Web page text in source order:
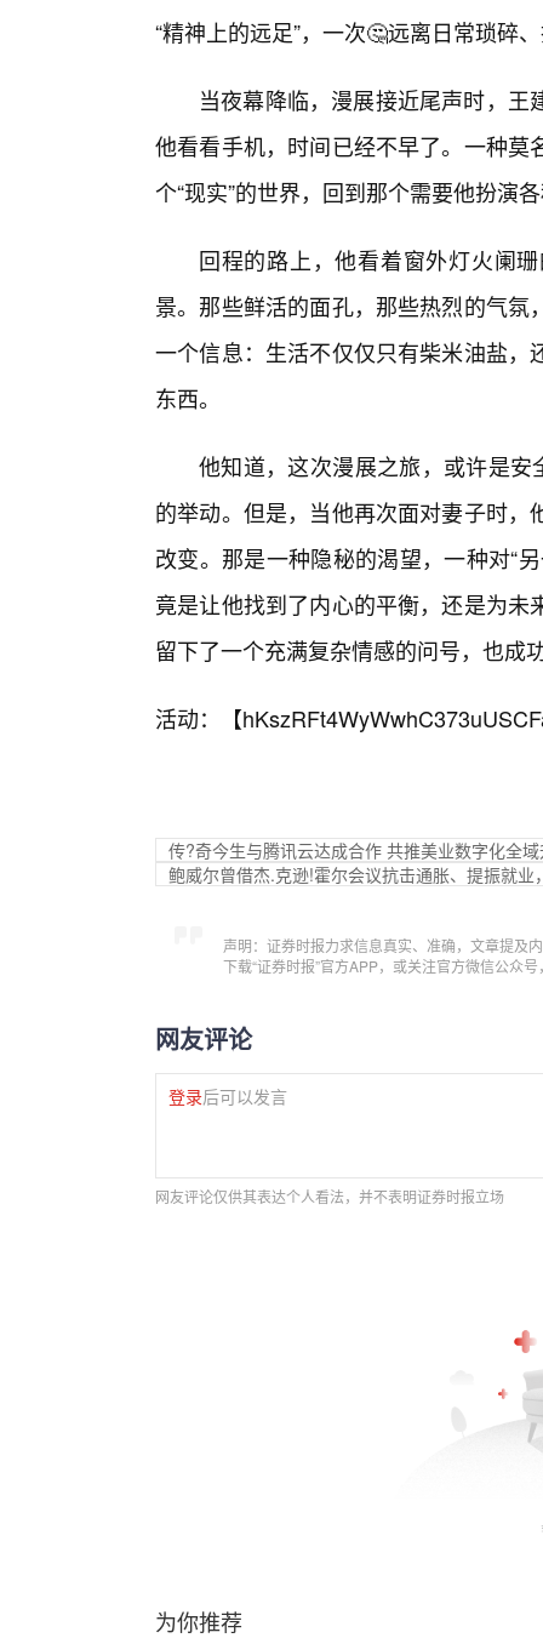
“精神上的远足”，一次🤔远离日常琐碎
当夜幕降临，漫展接近尾声时，
他看看手机，时间已经不早了。一种
个“现实”的世界，回到那个需要他扮演
回程的路上，他看着窗外灯火阑
景。那些鲜活的面孔，那些热烈的气
一个信息：生活不仅仅只有柴米油盐
东西。
他知道，这次漫展之旅，或许是安
的举动。但是，当他再次面对妻子时
改变。那是一种隐秘的渴望，一种对“
竟是让他找到了内心的平衡，还是为
留下了一个充满复杂情感的问号，也成
活动：【
传?奇今生与腾讯云达成合作 共推美业数字化全
鲍威尔曾借杰.克逊!霍尔会议抗击通胀、提振就业
声明：证券时报力求信息真实、准确，文章提及
下载“证券时报”官方APP，或关注官方微信公众
网友评论
登录后可以发言
网友评论仅供其表达个人看法，并不表明证券时报立场
为你推荐